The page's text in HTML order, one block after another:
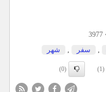
3977
سفر شهر
(1)
(0)